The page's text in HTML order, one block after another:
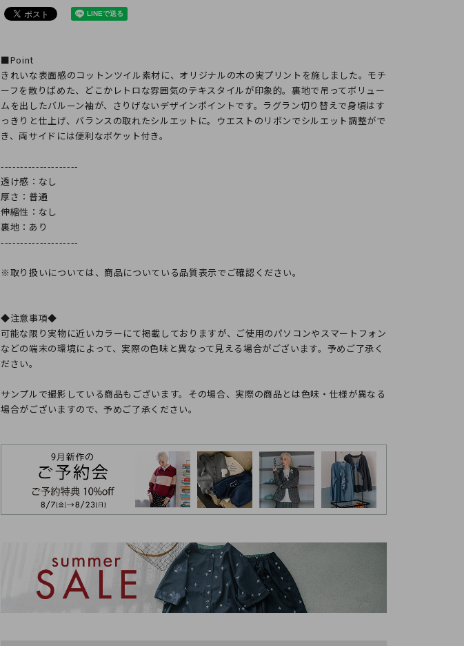
モデル身長：156cm
■Point
きれいな表面感のコットンツイル素材に、オリジナルの木の実プリントを施しました。モチ
ーフを散りばめた、どこかレトロな雰囲気のテキスタイルが印象的。裏地で吊ってボリュー
ムを出したバルーン袖が、さりげないデザインポイントです。ラグラン切り替えで身頃はす
っきりと仕上げ、バランスの取れたシルエットに。ウエストのリボンでシルエット調整がで
き、両サイドには便利なポケット付き。
--------------------
透け感：なし
厚さ：普通
伸縮性：なし
裏地：あり
--------------------
※取り扱いについては、商品についている品質表示でご確認ください。
◆注意事項◆
可能な限り実物に近いカラーにて掲載しておりますが、ご使用のパソコンやスマートフォン
などの端末の環境によって、実際の色味と異なって見える場合がございます。予めご了承く
ださい。
サンプルで撮影している商品もございます。その場合、実際の商品とは色味・仕様が異なる
場合がございますので、予めご了承ください。